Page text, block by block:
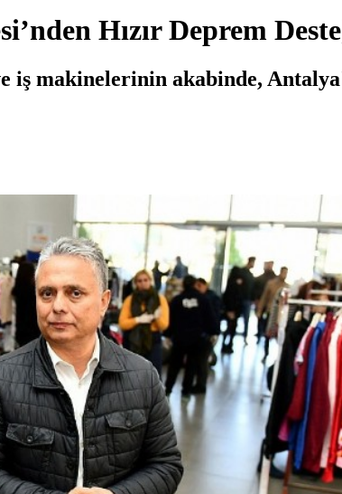
Hızır Deprem
iş makinelerinin akabinde,